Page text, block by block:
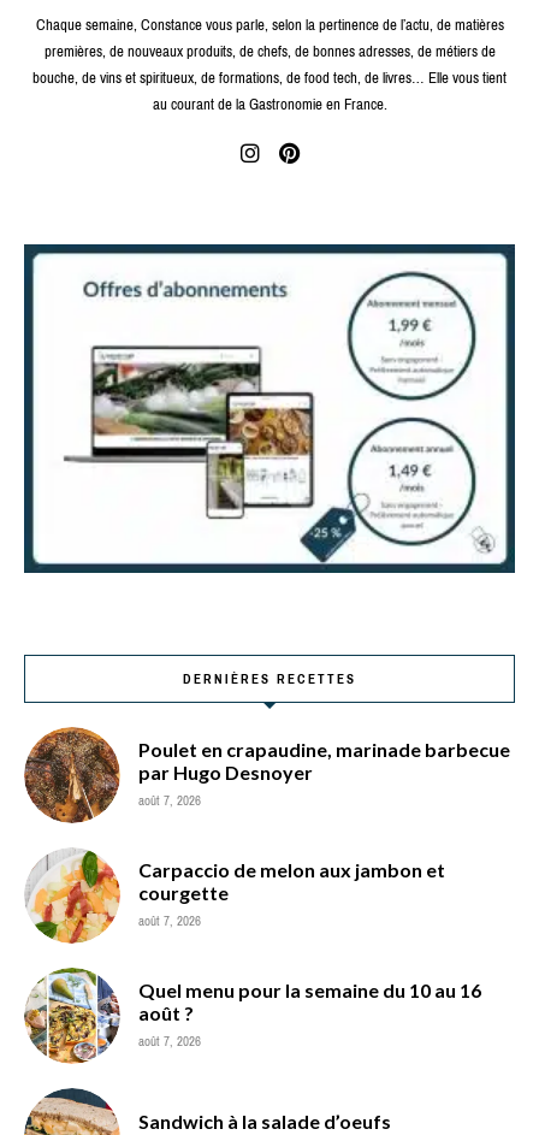
Chaque semaine, Constance vous parle, selon la pertinence de l’actu, de matières
premières, de nouveaux produits, de chefs, de bonnes adresses, de métiers de
bouche, de vins et spiritueux, de formations, de food tech, de livres… Elle vous tient
au courant de la Gastronomie en France.
DERNIÈRES RECETTES
Poulet en crapaudine, marinade barbecue
par Hugo Desnoyer
août 7, 2026
Carpaccio de melon aux jambon et
courgette
août 7, 2026
Quel menu pour la semaine du 10 au 16
août ?
août 7, 2026
Sandwich à la salade d’oeufs